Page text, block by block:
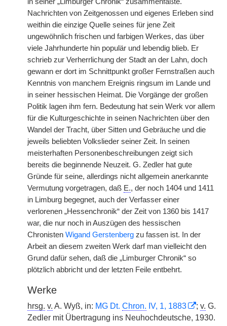
Nachrichten von Zeitgenossen und eigenes Erleben sind
weithin die einzige Quelle seines für jene Zeit
ungewöhnlich frischen und farbigen Werkes, das über
viele Jahrhunderte hin populär und lebendig blieb. Er
schrieb zur Verherrlichung der Stadt an der Lahn, doch
gewann er dort im Schnittpunkt großer Fernstraßen auch
Kenntnis von manchem Ereignis ringsum im Lande und
in seiner hessischen Heimat. Die Vorgänge der großen
Politik lagen ihm fern. Bedeutung hat sein Werk vor allem
für die Kulturgeschichte in seinen Nachrichten über den
Wandel der Tracht, über Sitten und Gebräuche und die
jeweils beliebten Volkslieder seiner Zeit. In seinen
meisterhaften Personenbeschreibungen zeigt sich
bereits die beginnende Neuzeit. G. Zedler hat gute
Gründe für seine, allerdings nicht allgemein anerkannte
Vermutung vorgetragen, daß E., der noch 1404 und 1411
in Limburg begegnet, auch der Verfasser einer
verlorenen „Hessenchronik“ der Zeit von 1360 bis 1417
war, die nur noch in Auszügen des hessischen
Chronisten Wigand Gerstenberg zu fassen ist. In der
Arbeit an diesem zweiten Werk darf man vielleicht den
Grund dafür sehen, daß die „Limburger Chronik“ so
plötzlich abbricht und der letzten Feile entbehrt.
Werke
hrsg. v. A. Wyß, in: MG Dt. Chron. IV, 1, 1883 ; v. G.
Zedler mit Übertragung ins Neuhochdeutsche, 1930.